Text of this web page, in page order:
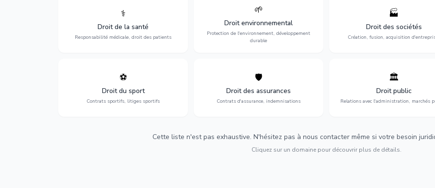
⚕️
Droit de la santé
Responsabilité médicale, droit des patients
Défense de vos droits médicaux : erreurs
médicales, responsabilité des praticiens
et indemnisation.
🌱
Droit environnemental
Protection de l'environnement, développement
durable
environnementale, litiges et
développement durable.
🏭
Droit des sociétés
Création, fusion, acquisition
Structuration de votre société :
fusion-acquisition, gouvernance
restructuration.
⚽
Droit du sport
Contrats sportifs, litiges sportifs
Expertise en droit sportif : contrats de
sportifs, transferts, sponsoring et
contentieux.
🛡️
Droit des assurances
Contrats d'assurance, indemnisations
Défense de vos intérêts : contrats
d'assurance, sinistres et indemnisations
optimales.
🏛️
Droit public
Relations avec l'administration, marchés
Gestion de vos relations avec
l'administration : marchés
urbanisme et contentieux.
Cette liste n'est pas exhaustive. N'hésitez pas à nous contacter même si votre besoin
Cliquez sur un domaine pour découvrir plus de détails.